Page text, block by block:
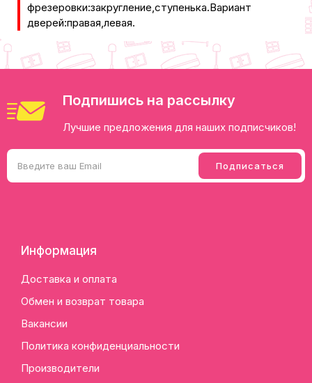
фрезеровки:закругление,ступенька.Вариант
дверей:правая,левая.
Подпишись на рассылку
Лучшие предложения для наших подписчиков!
Информация
Доставка и оплата
Обмен и возврат товара
Вакансии
Политика конфиденциальности
Производители